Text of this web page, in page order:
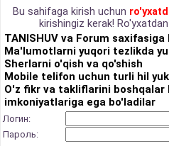
Bu sahifaga kirish uchun
kirishingiz kerak!
TANISHUV va Forum saxifasiga
Ma'lumotlarni yuqori tezlikda
Sherlarni o'qish va qo'shish
Mobile telifon uchun turli hil
O'z fikr va takliflarini boshqalar
imkoniyatlariga ega bo'ladilar
Логин:
Пароль: